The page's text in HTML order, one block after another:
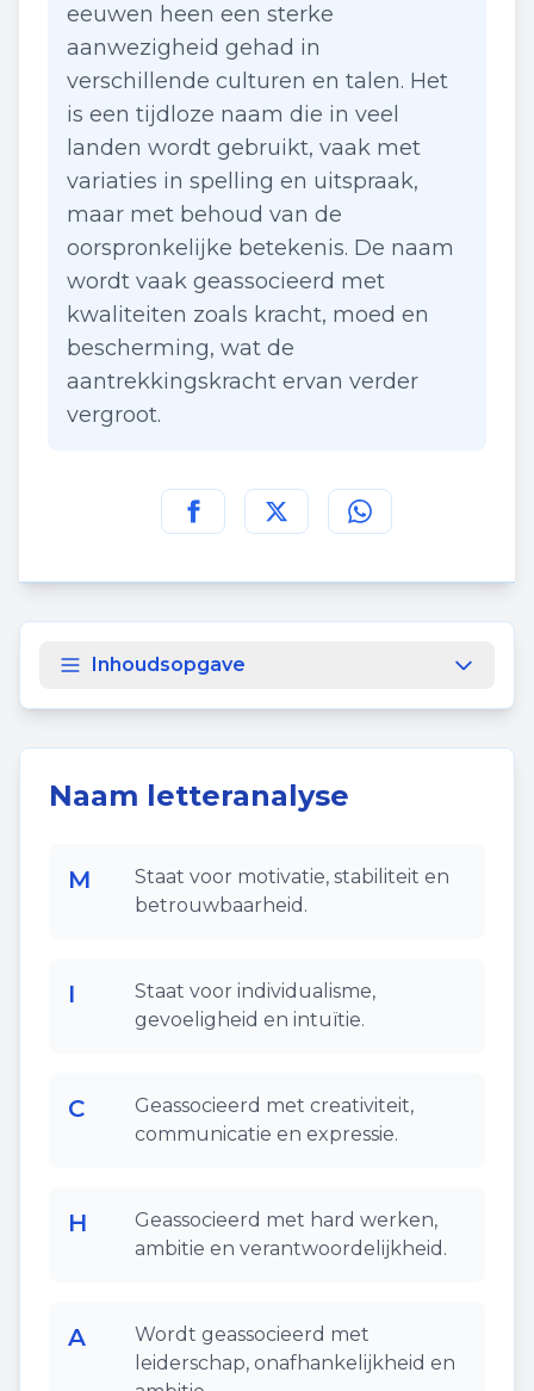
eeuwen heen een sterke
aanwezigheid gehad in
verschillende culturen en talen. Het
is een tijdloze naam die in veel
landen wordt gebruikt, vaak met
variaties in spelling en uitspraak,
maar met behoud van de
oorspronkelijke betekenis. De naam
wordt vaak geassocieerd met
kwaliteiten zoals kracht, moed en
bescherming, wat de
aantrekkingskracht ervan verder
vergroot.
Deel deze pagina op
Deel deze pagina op
Deel deze pagina
Inhoudsopgave
Naam letteranalyse
M
Staat voor motivatie, stabiliteit en
betrouwbaarheid.
I
Staat voor individualisme,
gevoeligheid en intuïtie.
C
Geassocieerd met creativiteit,
communicatie en expressie.
H
Geassocieerd met hard werken,
ambitie en verantwoordelijkheid.
A
Wordt geassocieerd met
leiderschap, onafhankelijkheid en